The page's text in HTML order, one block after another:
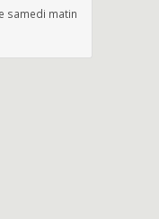
samedi matin